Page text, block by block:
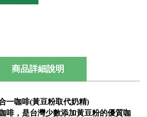
商品詳細說明
一咖啡(黃豆粉取代奶精)
啡，是台灣少數添加黃豆粉的優質咖